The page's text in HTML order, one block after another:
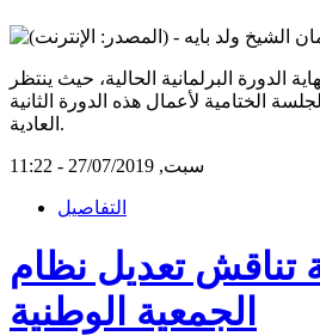
الدورة البرلمانية الحالية، حيث ينتظر
الختامية لأعمال هذه الدورة الثانية
العادية.
سبت, 27/07/2019 - 11:22
التفاصيل
تناقش تعديل نظام
الجمعية الوطنية